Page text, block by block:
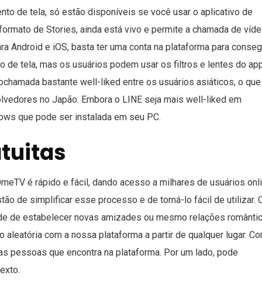
de tela, só estão disponíveis se você usar o aplicativo de
de Stories, ainda está vivo e permite a chamada de
Android e iOS, basta ter uma conta na plataforma para
de tela, mas os usuários podem usar os filtros e lentes do
bastante well-liked entre os usuários asiáticos, o
no Japão. Embora o LINE seja mais well-liked em
que pode ser instalada em seu PC.
é rápido e fácil, dando acesso a milhares de usuários
de simplificar esse processo e de torná-lo fácil de utilizar.
de estabelecer novas amizades ou mesmo relações
com a nossa plataforma a partir de qualquer lugar.
pessoas que encontra na plataforma. Por um lado, pode